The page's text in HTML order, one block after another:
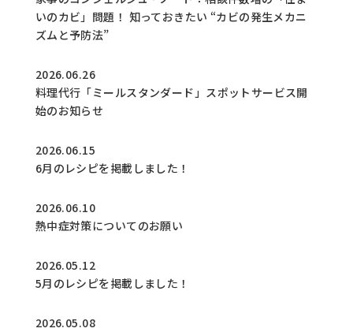
いのカビ」問題！ 知っておきたい “カビの発生メカニ
ズムと予防法”
2026.06.26
料理代行「ミールスタンダード」スポットサービス開
始のお知らせ
2026.06.15
6月のレシピを掲載しました！
2026.06.10
熱中症対策についてのお願い
2026.05.12
5月のレシピを掲載しました！
2026.05.08